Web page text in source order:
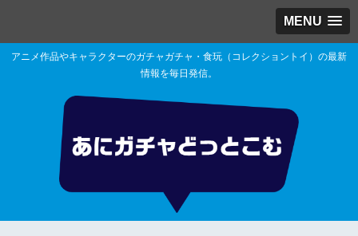
MENU
アニメ作品やキャラクターのガチャガチャ・食玩（コレクショントイ）の最新
情報を毎日発信。